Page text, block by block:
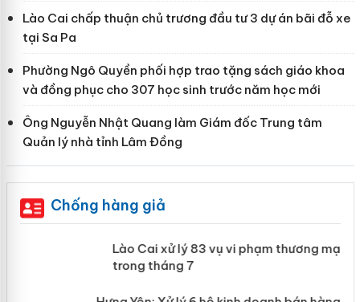
Lào Cai chấp thuận chủ trương đầu tư 3 dự án bãi đỗ xe
tại Sa Pa
Phường Ngô Quyền phối hợp trao tặng sách giáo khoa
và đồng phục cho 307 học sinh trước năm học mới
Ông Nguyễn Nhật Quang làm Giám đốc Trung tâm
Quản lý nhà tỉnh Lâm Đồng
Chống hàng giả
Lào Cai xử lý 83 vụ vi phạm thương
mại trong tháng 7